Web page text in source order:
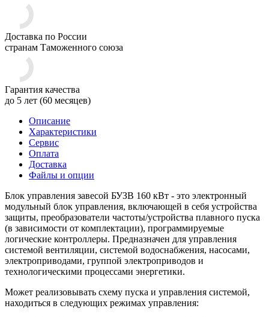
Доставка по России
странам Таможенного союза
Гарантия качества
до 5 лет (60 месяцев)
Описание
Характеристики
Сервис
Оплата
Доставка
Файлы и опции
Блок управления завесой БУЗВ 160 кВт - это электронный
модульный блок управления, включающей в себя устройства
защиты, преобразователи частоты/устройства плавного пуска
(в зависимости от комплектации), программируемые
логические контроллеры. Предназначен для управления
системой вентиляции, системой водоснабжения, насосами,
электроприводами, группой электроприводов и
технологическими процессами энергетики.
Может реализовывать схему пуска и управления системой,
находиться в следующих режимах управления: